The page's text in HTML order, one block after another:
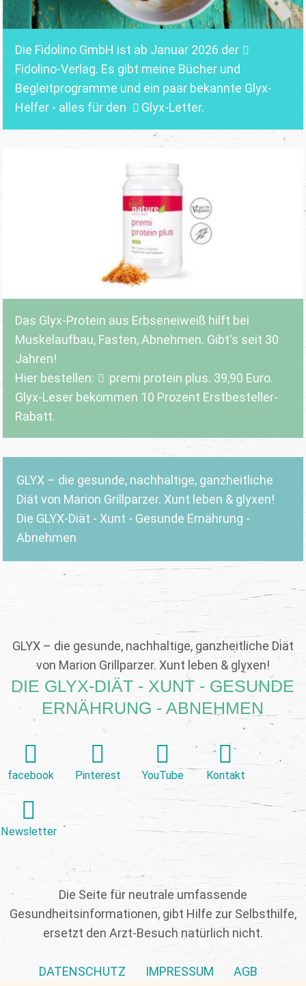
Die Fidolino GmbH ist ab Januar 2026 der
Fidolino-Verlag. Es gibt meine Bücher und
Begleitprogramme und ein paar bekannte Glyx-
Helfer - alles für den
Glyx-Letter.
Das Glyx-Protein aus Erbseneiweiß hilft bei
Muskelaufbau, Fasten, Abnehmen. Gibt's seit 30
Jahren!
Hier bestellen:
premi protein plus. 39,90 Euro.
Glyx-Leser bekommen 10 Prozent Erstbesteller-
Rabatt.
GLYX – die gesunde, nachhaltige, ganzheitliche
Diät von Marion Grillparzer. Xunt leben & glyxen!
Die GLYX-Diät - Xunt - Gesunde Ernährung -
Abnehmen
GLYX – die gesunde, nachhaltige, ganzheitliche Diät
von Marion Grillparzer. Xunt leben & glyxen!
DIE GLYX-DIÄT - XUNT - GESUNDE
ERNÄHRUNG - ABNEHMEN
facebook Pinterest YouTube Kontakt
Newsletter
Die Seite für neutrale umfassende
Gesundheitsinformationen, gibt Hilfe zur Selbsthilfe,
ersetzt den Arzt-Besuch natürlich nicht.
DATENSCHUTZ IMPRESSUM AGB